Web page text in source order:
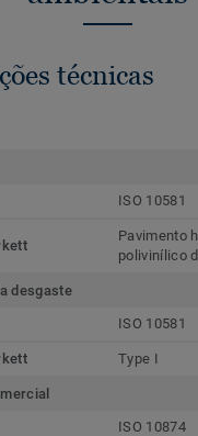
técnicas
ISO 10581
Pavimento
polivinílico
desgaste
ISO 10581
Type I
ISO 10874